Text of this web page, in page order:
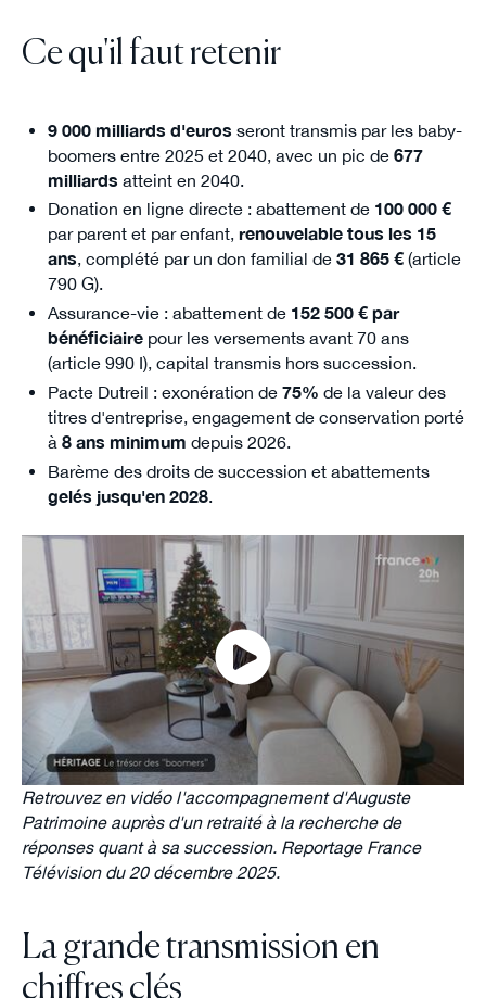
Ce qu'il faut retenir
9 000 milliards d'euros seront transmis par les baby-
boomers entre 2025 et 2040, avec un pic de 677
milliards atteint en 2040.
Donation en ligne directe : abattement de 100 000 €
par parent et par enfant, renouvelable tous les 15
ans, complété par un don familial de 31 865 €(article
790 G).
Assurance-vie : abattement de 152 500 € par
bénéficiairepour les versements avant 70 ans
(article 990 I), capital transmis hors succession.
Pacte Dutreil : exonération de 75% de la valeur des
titres d'entreprise, engagement de conservation porté
à 8 ans minimum depuis 2026.
Barème des droits de succession et abattements
gelés jusqu'en 2028.
Retrouvez en vidéo l'accompagnement d'Auguste
Patrimoine auprès d'un retraité à la recherche de
réponses quant à sa succession. Reportage France
Télévision du 20 décembre 2025.
La grande transmission en
chiffres clés